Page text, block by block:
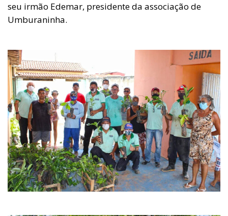
seu irmão Edemar, presidente da associação de
Umburaninha.